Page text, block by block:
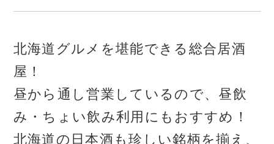
北海道グルメを堪能できる総合居酒
屋！
昼から通し営業しているので、昼飲
み・ちょい飲み利用にもおすすめ！
北海道の日本酒も珍しい銘柄を揃え、